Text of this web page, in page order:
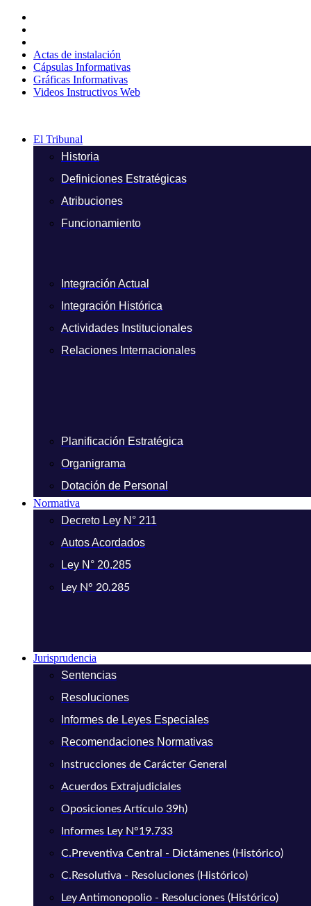
contenido
Actas de instalación
Cápsulas Informativas
Gráficas Informativas
Videos Instructivos Web
El Tribunal
Historia
Definiciones Estratégicas
Atribuciones
Funcionamiento
Integración Actual
Integración Histórica
Actividades Institucionales
Relaciones Internacionales
Planificación Estratégica
Organigrama
Dotación de Personal
Normativa
Decreto Ley N° 211
Autos Acordados
Ley N° 20.285
Ley N° 20.285
Jurisprudencia
Sentencias
Resoluciones
Informes de Leyes Especiales
Recomendaciones Normativas
Instrucciones de Carácter General
Acuerdos Extrajudiciales
Oposiciones Artículo 39h)
Informes Ley N°19.733
C.Preventiva Central - Dictámenes (Histórico)
C.Resolutiva - Resoluciones (Histórico)
Ley Antimonopolio - Resoluciones (Histórico)